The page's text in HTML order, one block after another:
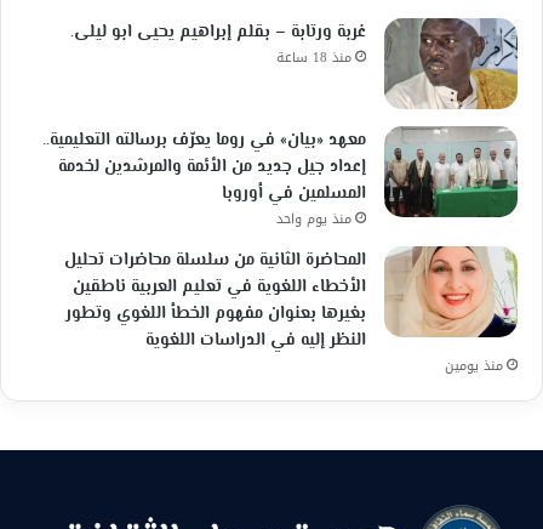
غربة ورتابة – بقلم إبراهيم يحيى ابو ليلى.
منذ 18 ساعة
معهد «بيان» في روما يعرّف برسالته التعليمية..
إعداد جيل جديد من الأئمة والمرشدين لخدمة
المسلمين في أوروبا
منذ يوم واحد
المحاضرة الثانية من سلسلة محاضرات تحليل
الأخطاء اللغوية في تعليم العربية ناطقين
بغيرها بعنوان مفهوم الخطأ اللغوي وتطور
النظر إليه في الدراسات اللغوية
منذ يومين